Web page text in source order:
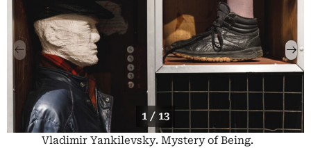
1 / 13
Vladimir Yankilevsky. Mystery of Being.